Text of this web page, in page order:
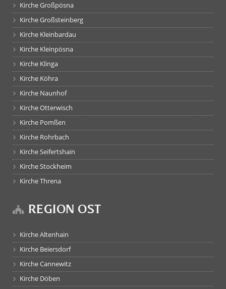
Kirche Großpösna
Kirche Großsteinberg
Kirche Kleinbardau
Kirche Kleinpösna
Kirche Klinga
Kirche Köhra
Kirche Naunhof
Kirche Otterwisch
Kirche Pomßen
Kirche Rohrbach
Kirche Seifertshain
Kirche Stockheim
Kirche Threna
REGION OST
Kirche Altenhain
Kirche Beiersdorf
Kirche Cannewitz
Kirche Döben